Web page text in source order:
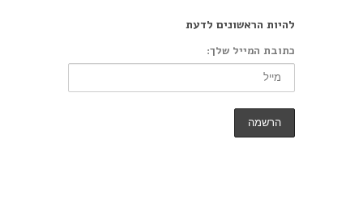
להיות הראשונים לדעת
כתובת המייל שלך: